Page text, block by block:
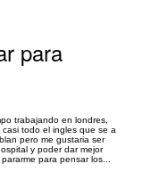
para
trabajando en londres,
todo el ingles que se a
pero me gustaria ser
y poder dar mejor
para pensar los...